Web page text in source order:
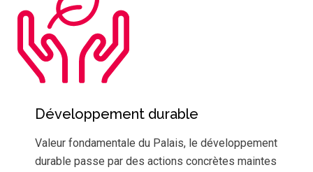
Développement durable
Valeur fondamentale du Palais, le développement
durable passe par des actions concrètes maintes